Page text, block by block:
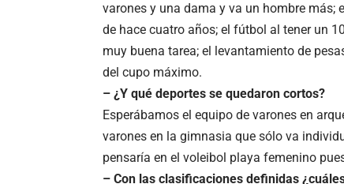
varones y una dama y va un hombre
de hace cuatro años; el fútbol al tener un
muy buena tarea; el levantamiento de
del cupo máximo.
– ¿Y qué deportes se quedaron cortos?
Esperábamos el equipo de varones en
varones en la gimnasia que sólo va
pensaría en el voleibol playa femenino
– Con las clasificaciones definidas